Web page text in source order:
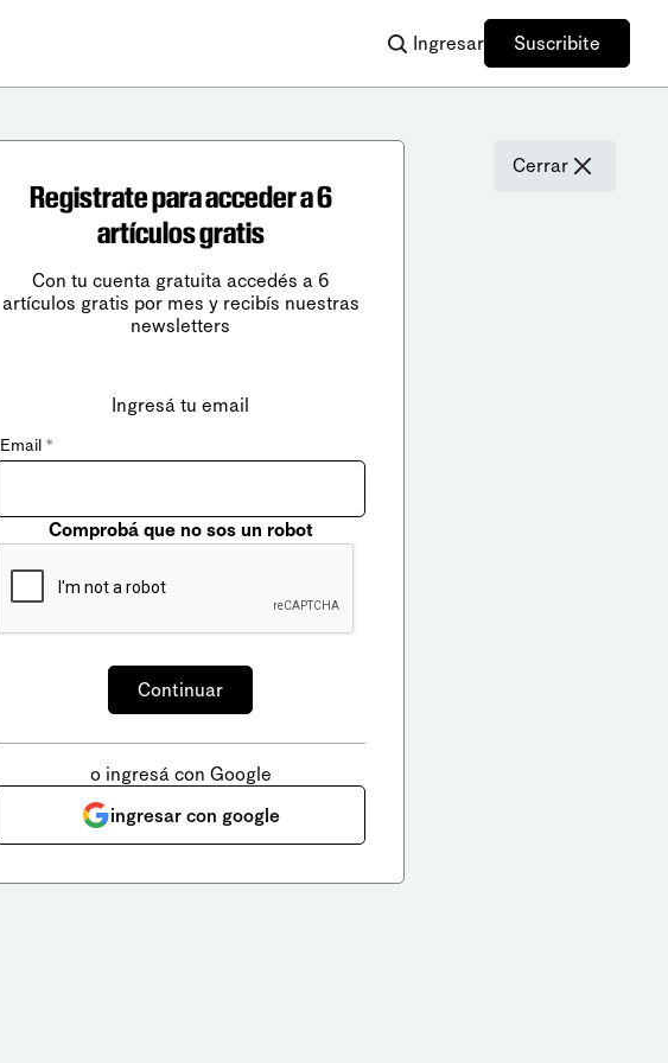
Ingresar Suscribite
Cerrar
Registrate para acceder a 6
artículos gratis
Con tu cuenta gratuita accedés a 6
artículos gratis por mes y recibís nuestras
newsletters
Ingresá tu email
Email *
Comprobá que no sos un robot
o ingresá con Google
ingresar con google